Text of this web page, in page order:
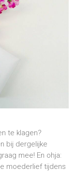
te klagen?
bij dergelijke
mee! En ohja:
moederlief tijdens